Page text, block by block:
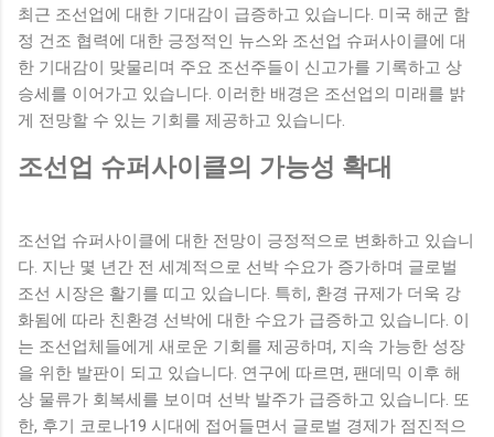
최근 조선업에 대한 기대감이 급증하고 있습니다. 미국 해군 함
정 건조 협력에 대한 긍정적인 뉴스와 조선업 슈퍼사이클에 대
한 기대감이 맞물리며 주요 조선주들이 신고가를 기록하고 상
승세를 이어가고 있습니다. 이러한 배경은 조선업의 미래를 밝
게 전망할 수 있는 기회를 제공하고 있습니다.
조선업 슈퍼사이클의 가능성 확대
조선업 슈퍼사이클에 대한 전망이 긍정적으로 변화하고 있습니
다. 지난 몇 년간 전 세계적으로 선박 수요가 증가하며 글로벌
조선 시장은 활기를 띠고 있습니다. 특히, 환경 규제가 더욱 강
화됨에 따라 친환경 선박에 대한 수요가 급증하고 있습니다. 이
는 조선업체들에게 새로운 기회를 제공하며, 지속 가능한 성장
을 위한 발판이 되고 있습니다. 연구에 따르면, 팬데믹 이후 해
상 물류가 회복세를 보이며 선박 발주가 급증하고 있습니다. 또
한, 후기 코로나19 시대에 접어들면서 글로벌 경제가 점진적으